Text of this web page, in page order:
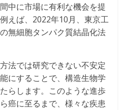
中に市場に有利な機会を提
えば、2022年10月、東京工
無細胞タンパク質結晶化法
法では研究できない不安定
にすることで、構造生物学
らします。このような進歩
癌に至るまで、様々な疾患